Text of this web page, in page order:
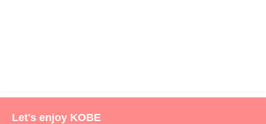
Let's enjoy KOBE